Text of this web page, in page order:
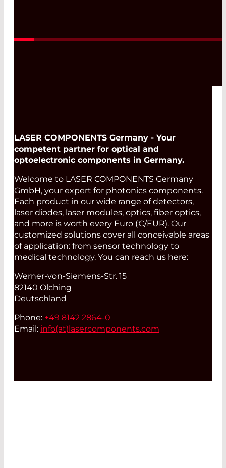
Read More
LASER COMPONENTS Germany - Your
competent partner for optical and
optoelectronic components in Germany.
Welcome to LASER COMPONENTS Germany
GmbH, your expert for photonics components.
Each product in our wide range of detectors,
laser diodes, laser modules, optics, fiber optics,
and more is worth every Euro (€/EUR). Our
customized solutions cover all conceivable areas
of application: from sensor technology to
medical technology. You can reach us here:
Werner-von-Siemens-Str. 15
82140 Olching
Deutschland
Phone: +49 8142 2864-0
Email: info(at)lasercomponents.com